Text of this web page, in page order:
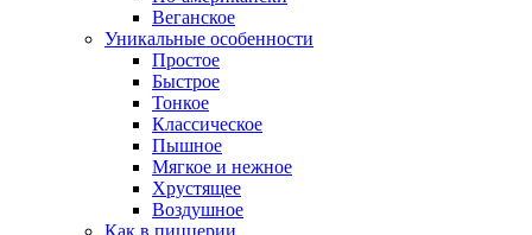
Веганское
Уникальные особенности
Простое
Быстрое
Тонкое
Классическое
Пышное
Мягкое и нежное
Хрустящее
Воздушное
Как в пиццерии